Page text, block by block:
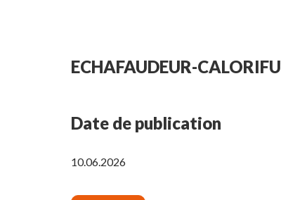
ECHAFAUDEUR-
Date de publication
10.06.2026